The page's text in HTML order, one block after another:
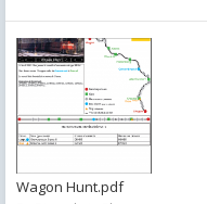
Wagon Hunt.pdf